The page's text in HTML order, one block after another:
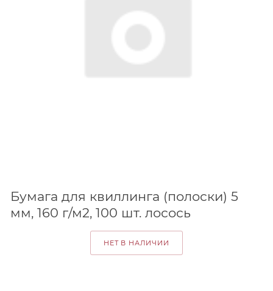
Бумага для квиллинга (полоски) 5
мм, 160 г/м2, 100 шт. лосось
НЕТ В НАЛИЧИИ